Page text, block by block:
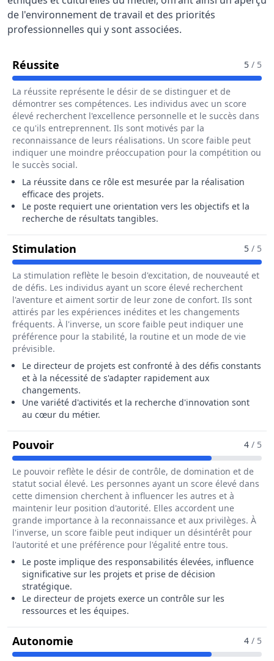
de l'environnement de travail et des priorités
professionnelles qui y sont associées.
Réussite Pour Le Métier De Directeur / 5 / 5
La réussite représente le désir de se distinguer et de
démontrer ses compétences. Les individus avec un score
élevé recherchent l'excellence personnelle et le succès dans
ce qu'ils entreprennent. Ils sont motivés par la
reconnaissance de leurs réalisations. Un score faible peut
indiquer une moindre préoccupation pour la compétition ou
le succès social.
La réussite dans ce rôle est mesurée par la réalisation
efficace des projets.
Le poste requiert une orientation vers les objectifs et la
recherche de résultats tangibles.
Stimulation Pour Le Métier De Directeur / 5 / 5
La stimulation reflète le besoin d'excitation, de nouveauté et
de défis. Les individus ayant un score élevé recherchent
l'aventure et aiment sortir de leur zone de confort. Ils sont
attirés par les expériences inédites et les changements
fréquents. À l'inverse, un score faible peut indiquer une
préférence pour la stabilité, la routine et un mode de vie
prévisible.
Le directeur de projets est confronté à des défis constants
et à la nécessité de s'adapter rapidement aux
changements.
Une variété d'activités et la recherche d'innovation sont
au cœur du métier.
PouvoirPour Le Métier De Directeur / 4 / 5
Le pouvoir reflète le désir de contrôle, de domination et de
statut social élevé. Les personnes ayant un score élevé dans
cette dimension cherchent à influencer les autres et à
maintenir leur position d'autorité. Elles accordent une
grande importance à la reconnaissance et aux privilèges. À
l'inverse, un score faible peut indiquer un désintérêt pour
l'autorité et une préférence pour l'égalité entre tous.
Le poste implique des responsabilités élevées, influence
significative sur les projets et prise de décision
stratégique.
Le directeur de projets exerce un contrôle sur les
ressources et les équipes.
Autonomie Pour Le Métier De Directeur / 4 / 5